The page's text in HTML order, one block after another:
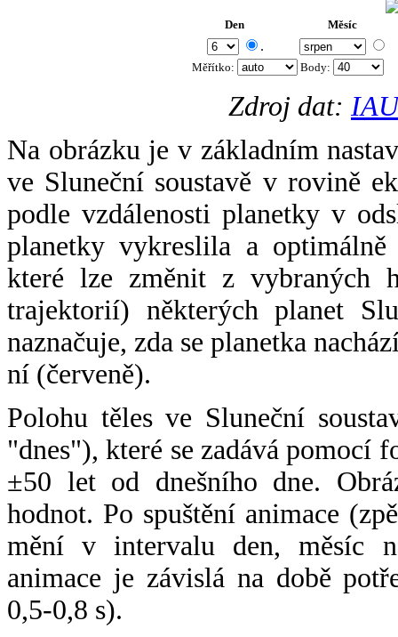
Den Měsíc
.
Měřítko: Body:
Zdroj dat:
Na obrázku je v základním
ve Sluneční soustavě v rovině
podle vzdálenosti planetky v
planetky vykreslila a
které lze změnit z vybraných
trajektorií) některých planet
naznačuje, zda se planetka
ní (červeně).
Polohu těles ve Sluneční
"dnes"), které se zadává pomocí
±50 let od dnešního dne.
hodnot. Po spuštění animace
mění v intervalu den, měsíc
animace je závislá na době
0,5-0,8 s).